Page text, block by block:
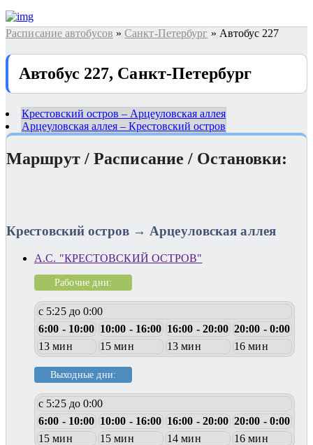
Расписание автобусов » Санкт-Петербург » Автобус 227
Автобус 227, Санкт-Петербург
Крестовский остров – Арцеуловская аллея
Арцеуловская аллея – Крестовский остров
Маршрут / Расписание / Остановки:
Крестовский остров → Арцеуловская аллея
А.С. "КРЕСТОВСКИЙ ОСТРОВ"
Рабочие дни:
с 5:25 до 0:00
6:00 - 10:00 10:00 - 16:00 16:00 - 20:00 20:00 - 0:00
13 мин
15 мин 13 мин 16 мин
Выходные дни:
с 5:25 до 0:00
6:00 - 10:00 10:00 - 16:00 16:00 - 20:00 20:00 - 0:00
15 мин
15 мин 14 мин
16 мин